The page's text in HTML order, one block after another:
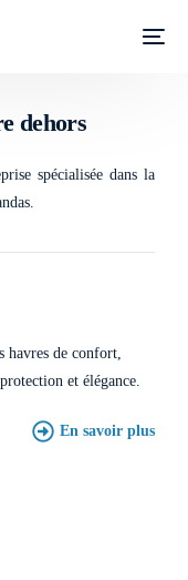
dehors
spécialisée dans la
havres de confort,
et élégance.
En savoir plus